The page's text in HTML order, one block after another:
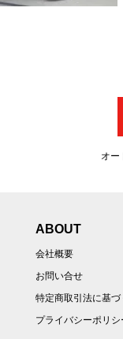
オー
ABOUT
会社概要
お問い合せ
特定商取引法に基づ
プライバシーポリシ